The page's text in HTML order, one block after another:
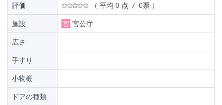
評価
（ 平均 0 点 / 0票 ）
施設
官 官公庁
広さ
手すり
小物棚
ドアの種類